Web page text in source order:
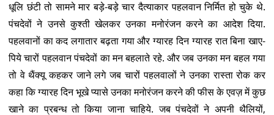
धूलि छंटी तो सामने मार बड़े-बड़े चार दैत्याकार पहलवान निर्मित हो चुके थे.
पंचदेवों ने उनसे कुश्ती खेलकर उनका मनोरंजन करने का आदेश दिया.
पहलवानों का कद लगातार बढ़ता गया और ग्यारह दिन ग्यारह रात बिना खाए-
पिये चारों पहलवान पंचदेवों का मन बहलाते रहे. और जब उनका मन बहल गया
तो वे थैंक्यू कहकर जाने लगे जब चारों पहलवालों ने उनका रास्ता रोक कर
कहा कि ग्यारह दिन भूखे प्यासे उनका मनोरंजन करने की फीस के एवज़ में कुछ
खाने का प्रबन्ध तो किया जाना चाहिये. जब पंचदेवों ने अपनी थैलियों,